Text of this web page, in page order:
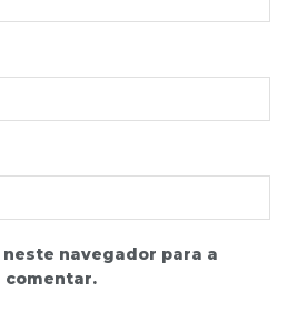
navegador para a
comentar.